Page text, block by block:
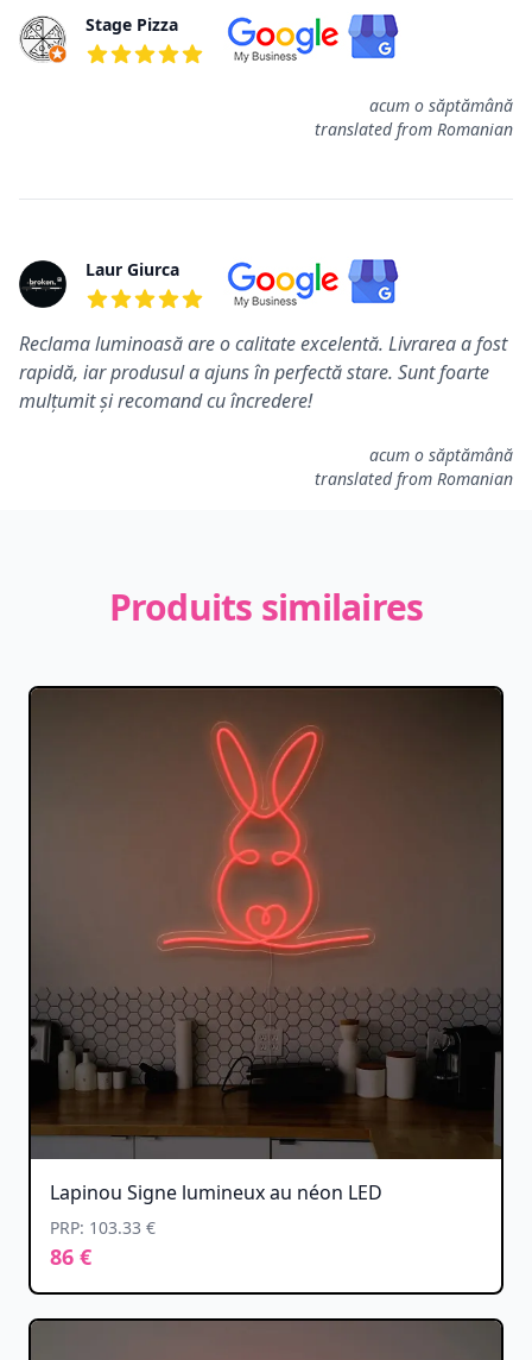
Stage Pizza
acum o săptămână
translated from Romanian
Laur Giurca
Reclama luminoasă are o calitate excelentă. Livrarea a fost
rapidă, iar produsul a ajuns în perfectă stare. Sunt foarte
mulțumit și recomand cu încredere!
acum o săptămână
translated from Romanian
Produits similaires
Lapinou Signe lumineux au néon LED
PRP: 103.33 €
86 €